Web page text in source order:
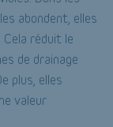
abondent, elles
réduit le
de drainage
plus, elles
valeur